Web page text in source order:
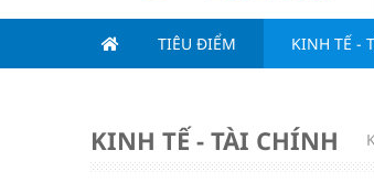
TIÊU ĐIỂM KINH TẾ -
KINH TẾ - TÀI CHÍNH